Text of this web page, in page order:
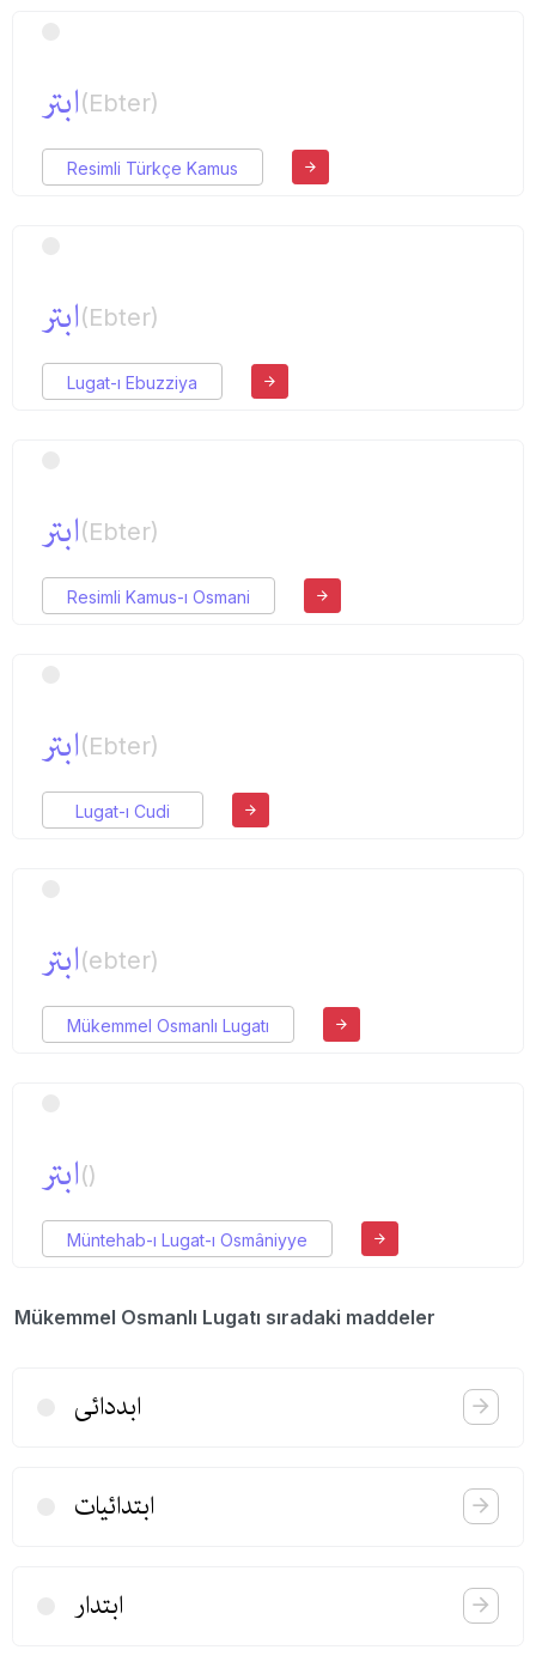
ابتر(Ebter)
Resimli Türkçe Kamus
ابتر(Ebter)
Lugat-ı Ebuzziya
ابتر(Ebter)
Resimli Kamus-ı Osmani
ابتر(Ebter)
Lugat-ı Cudi
ابتر(ebter)
Mükemmel Osmanlı Lugatı
ابتر()
Müntehab-ı Lugat-ı Osmâniyye
Mükemmel Osmanlı Lugatı sıradaki maddeler
ابددائی
ابتدائیات
ابتدار